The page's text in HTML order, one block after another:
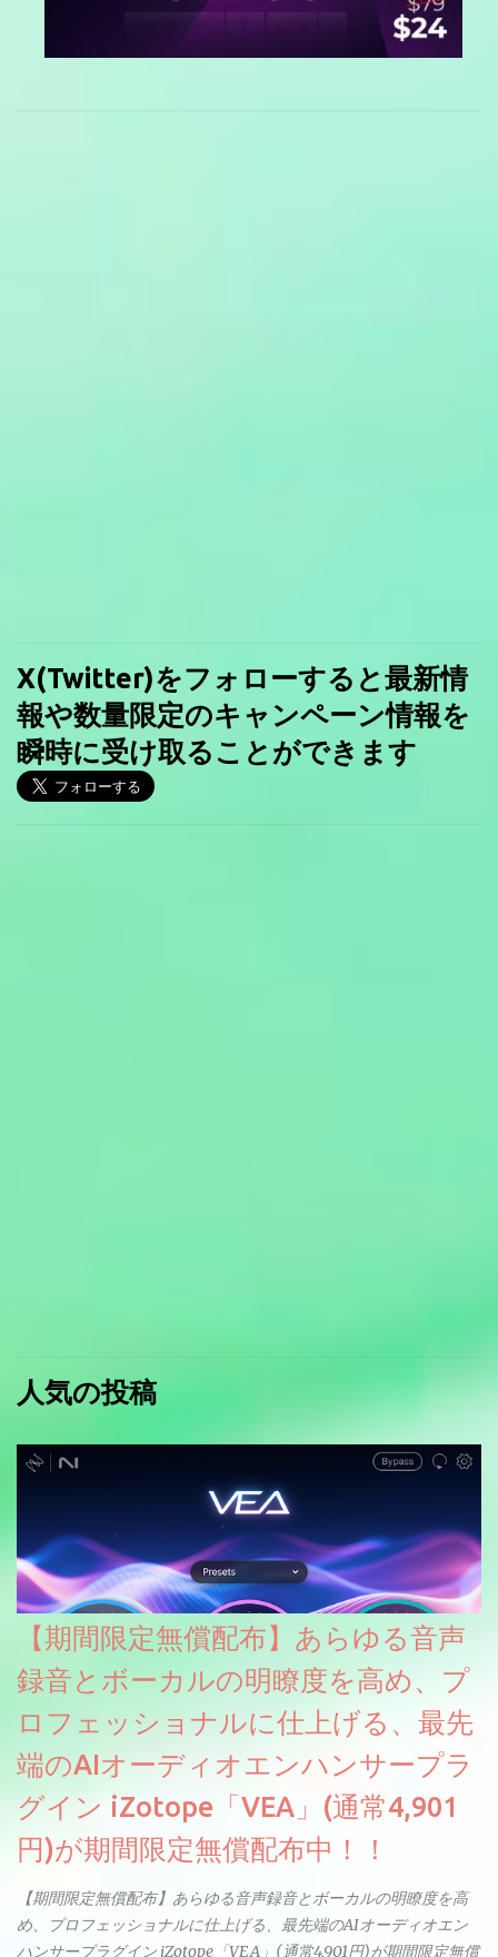
X(Twitter)をフォローすると最新情
報や数量限定のキャンペーン情報を
瞬時に受け取ることができます
人気の投稿
【期間限定無償配布】あらゆる音声
録音とボーカルの明瞭度を高め、プ
ロフェッショナルに仕上げる、最先
端のAIオーディオエンハンサープラ
グイン iZotope「VEA」(通常4,901
円)が期間限定無償配布中！！
【期間限定無償配布】あらゆる音声録音とボーカルの明瞭度を高
め、プロフェッショナルに仕上げる、最先端のAIオーディオエン
ハンサープラグイン iZotope「VEA」(通常4,901円)が期間限定無償